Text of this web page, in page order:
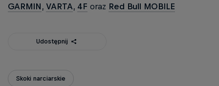
GARMIN , VARTA, 4F oraz Red Bull MOBILE
Udostępnij
Skoki narciarskie